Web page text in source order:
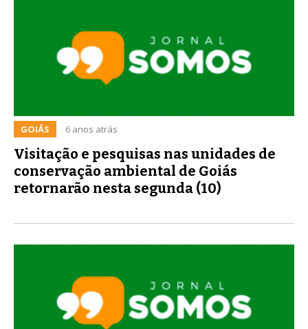
GOIÁS 6 anos atrás
Visitação e pesquisas nas unidades de
conservação ambiental de Goiás
retornarão nesta segunda (10)